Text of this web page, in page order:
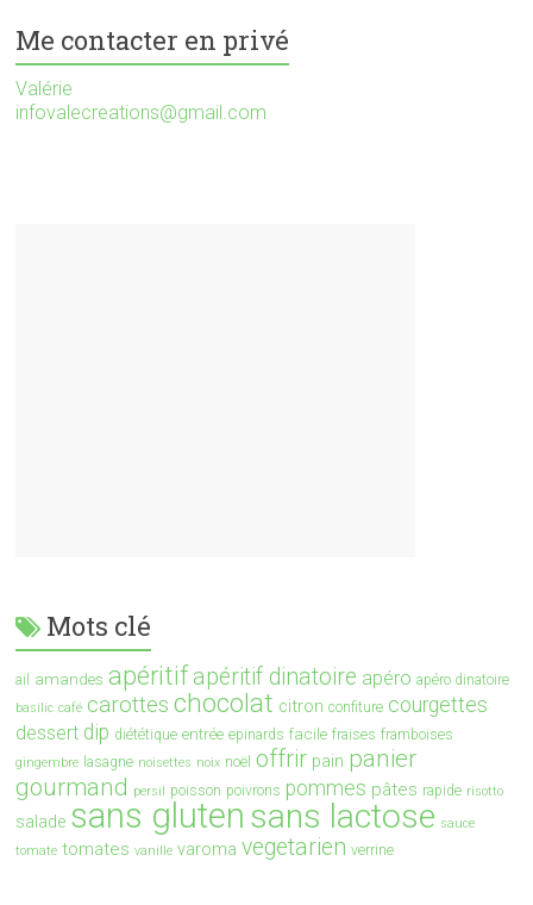
Me contacter en privé
Valérie
infovalecreations@gmail.com
Mots clé
ail amandes apéritif apéritif dinatoire apéro apéro dinatoire
basilic café carottes chocolat citron confiture courgettes
dessert dip diététique entrée epinards facile fraises framboises
gingembre lasagne noisettes noix noël offrir pain panier
gourmand persil poisson poivrons pommes pâtes rapide risotto
salade sans gluten sans lactose sauce
tomate tomates vanille varoma vegetarien verrine